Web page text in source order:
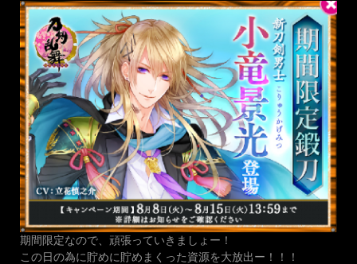
期間限定なので、頑張っていきましょー！
この日の為に貯めに貯めまくった資源を大放出ー！！！